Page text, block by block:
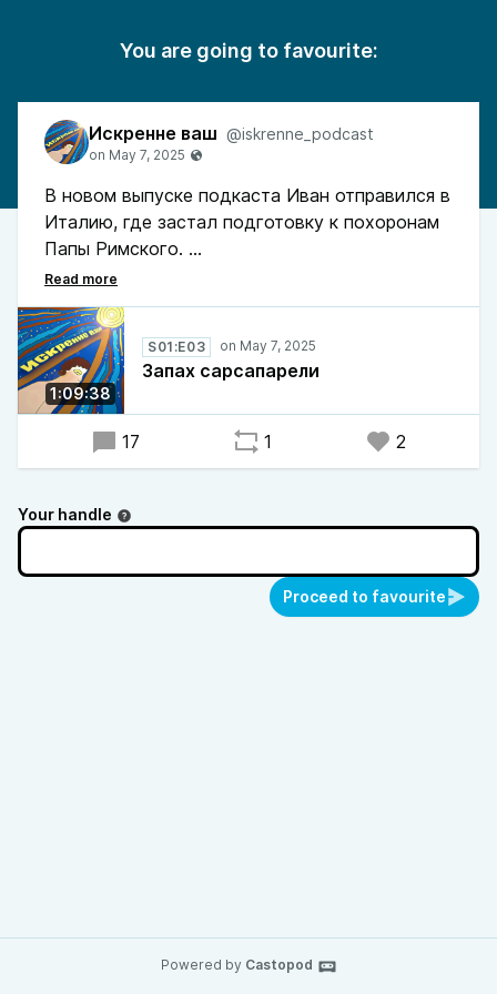
You are going to favourite:
Искренне ваш @iskrenne_podcast
В новом выпуске подкаста Иван отправился в
Италию, где застал подготовку к похоронам
Папы Римского.
Мы обсудили его впечатления от страны,
медиацентра Боинга, сервисов аренды
автомобилей и такси, Airbnb, работы eSIM
через Airalo. Иван поделился мыслями о кухне
Италии и рассказал, как поменял пищевые
привычки за 1.5 года и как они помогли ему
1:09:38
S01:E03
Запах сарсапарели
17 1 2
Your handle
Proceed to favourite
Powered by Castopod